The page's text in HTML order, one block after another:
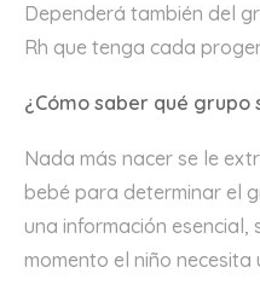
Dependerá también del
Rh que tenga cada
¿Cómo saber qué grupo
Nada más nacer se le
bebé para determinar el
una información esencial,
momento el niño